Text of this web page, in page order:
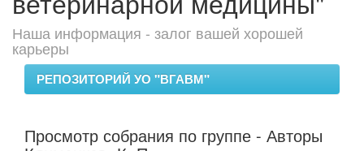
Наша информация - залог вашей хорошей
карьеры
РЕПОЗИТОРИЙ УО "ВГАВМ"
Просмотр собрания по группе - Авторы